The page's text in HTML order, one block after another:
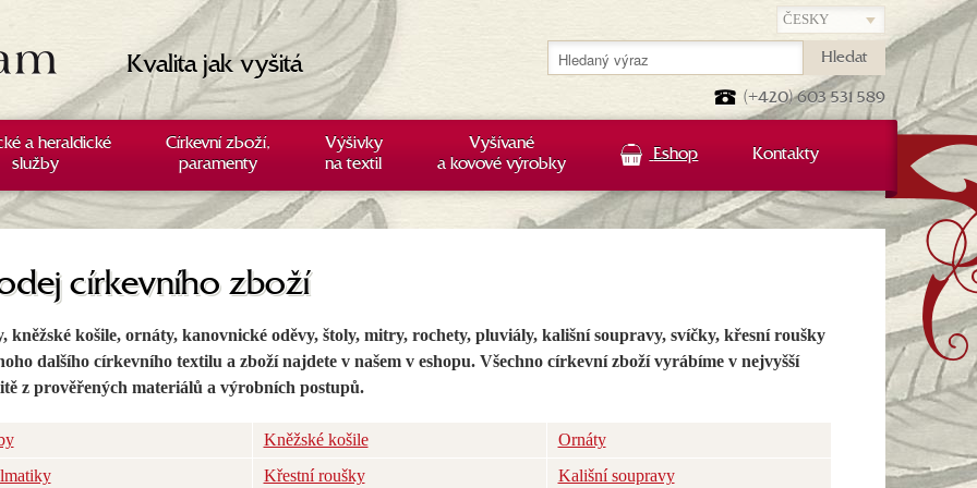
Kvalita jak vyšitá
církevního zboží
kněžské košile, ornáty, kanovnické oděvy, štoly, mitry, rochety, pluviály, kališní soupravy, svíčky, křesní roušky
dalšího církevního textilu a zboží najdete v našem v eshopu. Všechno církevní zboží vyrábíme v nejvyšší
z prověřených materiálů a výrobních postupů.
Kněžské košile
Ornáty
Křestní roušky
Kališní soupravy
a heraldické
služby
Církevní zboží,
paramenty
Výšivky
na textil
Vyšívané
a kovové výrobky
Eshop Kontakty
(+420) 603 531 589
Hledat